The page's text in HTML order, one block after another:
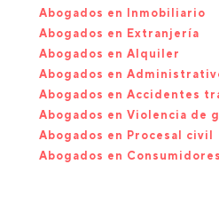
Abogados en Inmobiliario
Abogados en Extranjería
Abogados en Alquiler
Abogados en
Abogados en Accidentes
Abogados en Violencia de
Abogados en Procesal civil
Abogados en